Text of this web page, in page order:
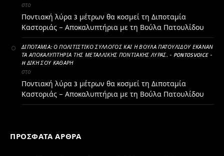
στο
Ποντιακή λύρα 3 μέτρων θα κοσμεί τη Διποταμία
Καστοριάς – Αποκαλυπτήρια με τη Βούλα Πατουλίδου
ΔΙΠΟΤΑΜΊΑ: Ο ΠΟΛΙΤΙΣΤΙΚΌ ΣΎΛΛΟΓΟΣ ΚΑΙ Η ΒΟΎΛΑ ΠΑΤΟΥΛΊΔΟΥ ΈΚΑΝΑΝ
ΤΑ ΑΠΟΚΑΛΥΠΤΉΡΙΑ ΤΗΣ ΜΕΤΑΛΛΙΚΉΣ ΠΟΝΤΙΑΚΉΣ ΛΎΡΑΣ. - PONTOSVOICE -
H ΔΙΚΉ ΣΟΥ ΚΑΘΑΡΗ
στο
Ποντιακή λύρα 3 μέτρων θα κοσμεί τη Διποταμία
Καστοριάς – Αποκαλυπτήρια με τη Βούλα Πατουλίδου
ΠΡΌΣΦΑΤΑ ΆΡΘΡΑ